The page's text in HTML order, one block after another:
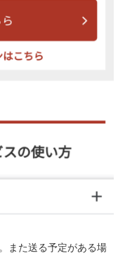
また送る予定がある場